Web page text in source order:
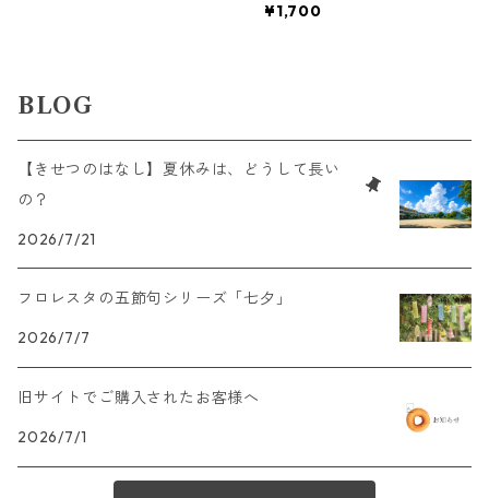
¥1,700
BLOG
【きせつのはなし】夏休みは、どうして長い
の？
2026/7/21
フロレスタの五節句シリーズ「七夕」
2026/7/7
旧サイトでご購入されたお客様へ
2026/7/1